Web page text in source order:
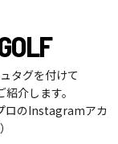
タグを付けて
介します。
ロのInstagramアカ